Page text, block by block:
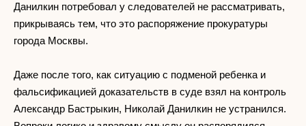
Данилкин потребовал у следователей не рассматривать,
прикрываясь тем, что это распоряжение прокуратуры
города Москвы.
Даже после того, как ситуацию с подменой ребенка и
фальсификацией доказательств в суде взял на контроль
Александр Бастрыкин, Николай Данилкин не устранился.